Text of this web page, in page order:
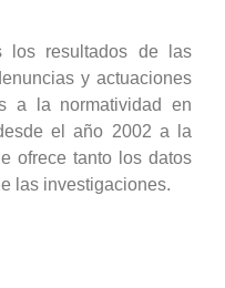
los resultados de las
y actuaciones
a la normatividad en
el año 2002 a la
ofrece tanto los datos
las investigaciones.